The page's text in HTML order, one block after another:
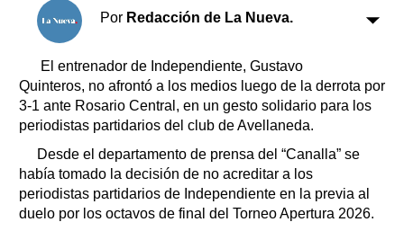
Por Redacción de La Nueva.
El entrenador de Independiente, Gustavo
Quinteros, no afrontó a los medios luego de la derrota por
3-1 ante Rosario Central, en un gesto solidario para los
periodistas partidarios del club de Avellaneda.
Desde el departamento de prensa del “Canalla” se
había tomado la decisión de no acreditar a los
periodistas partidarios de Independiente en la previa al
duelo por los octavos de final del Torneo Apertura 2026.